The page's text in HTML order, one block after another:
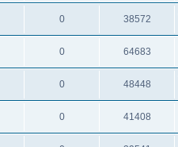
0 38572
0 64683
0 48448
0 41408